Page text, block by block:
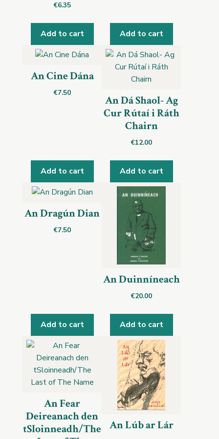
€6.35
Add to cart Add to cart
An Cine Dána
€7.50
Add to cart
An Dá Shaol- Ag
Cur Rútaí i Ráth
Chairn
€12.00
Add to cart
An Dragún Dian
€7.50
Add to cart
An Duinníneach
€20.00
Add to cart
An Fear
Deireanach den
tSloinneadh/The An Lúb ar Lár